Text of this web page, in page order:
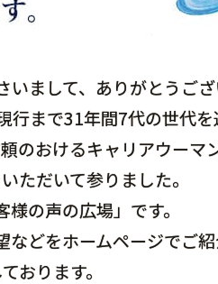
まして、ありがとうござ
行まで31年間7代の世代を
のおけるキャリアウーマ
ただいて参りました。
の声の広場」です。
どをホームページでご紹
おります。